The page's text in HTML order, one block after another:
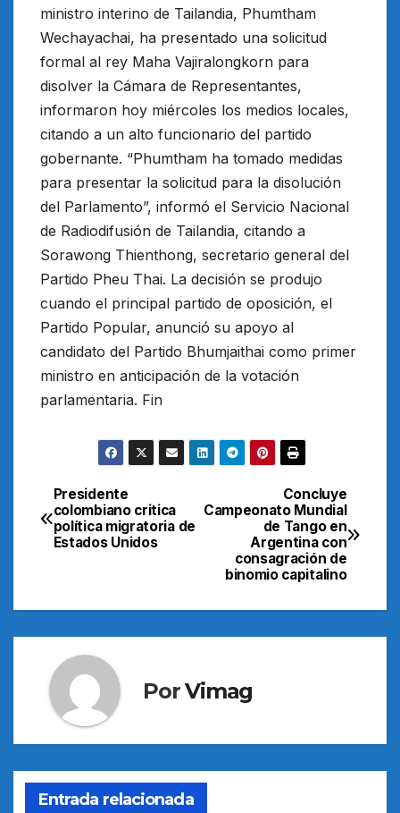
ministro interino de Tailandia, Phumtham
Wechayachai, ha presentado una solicitud
formal al rey Maha Vajiralongkorn para
disolver la Cámara de Representantes,
informaron hoy miércoles los medios locales,
citando a un alto funcionario del partido
gobernante. “Phumtham ha tomado medidas
para presentar la solicitud para la disolución
del Parlamento”, informó el Servicio Nacional
de Radiodifusión de Tailandia, citando a
Sorawong Thienthong, secretario general del
Partido Pheu Thai. La decisión se produjo
cuando el principal partido de oposición, el
Partido Popular, anunció su apoyo al
candidato del Partido Bhumjaithai como primer
ministro en anticipación de la votación
parlamentaria. Fin
Navegación
de
Concluye
Campeonato Mundial
de Tango en
Argentina con
consagración de
binomio capitalino
Presidente
colombiano critica
política migratoria de
Estados Unidos
PorVimag
Entrada relacionada